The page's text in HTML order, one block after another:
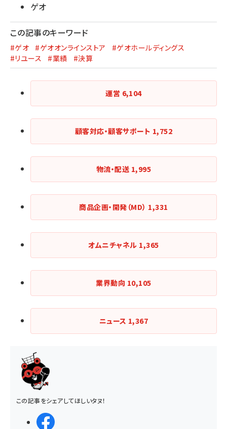
ゲオ
この記事のキーワード
#ゲオ #ゲオオンラインストア
#ゲオホールディングス
#リユース
#業績 #決算
運営 6,104
顧客対応・顧客サポート 1,752
物流・配送 1,995
商品企画・開発（MD） 1,331
オムニチャネル 1,365
業界動向 10,105
ニュース 1,367
この記事をシェアしてほしいタヌ！